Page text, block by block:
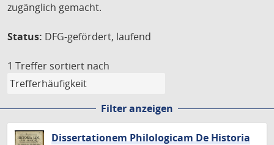
zugänglich gemacht.
Status: DFG-gefördert, laufend
1 Treffer sortiert nach
Filter anzeigen
Dissertationem Philologicam De Historia